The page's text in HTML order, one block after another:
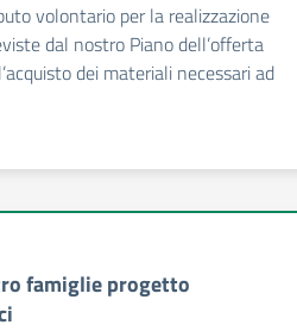
volontario per la realizzazione
dal nostro Piano dell’offerta
dei materiali necessari ad
famiglie progetto